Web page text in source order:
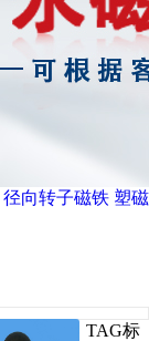
径向转子磁铁 塑磁
TAG标